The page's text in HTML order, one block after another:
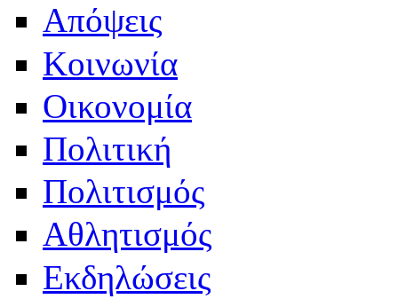
Απόψεις
Κοινωνία
Οικονομία
Πολιτική
Πολιτισμός
Αθλητισμός
Εκδηλώσεις